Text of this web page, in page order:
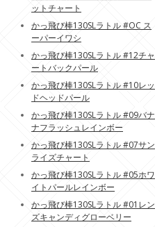
ットチャート
かっ飛び棒130SLラトル #OC ス
ーパーイワシ
かっ飛び棒130SLラトル #12チャ
ートバックパール
かっ飛び棒130SLラトル #10レッ
ドヘッドパール
かっ飛び棒130SLラトル #09バナ
ナフラッシュレインボー
かっ飛び棒130SLラトル #07サン
ライズチャート
かっ飛び棒130SLラトル #05ホワ
イトパールレインボー
かっ飛び棒130SLラトル #01レン
ズキャンディグローベリー